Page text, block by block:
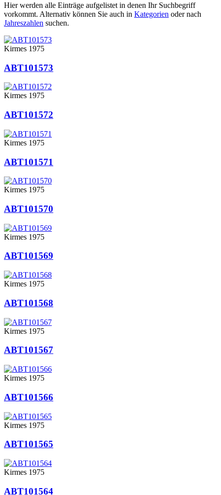
Hier werden alle Einträge aufgelistet in denen Ihr Suchbegriff
vorkommt. Alternativ können Sie auch in Kategorien oder nach
Jahreszahlen suchen.
Kirmes 1975
ABT101573
Kirmes 1975
ABT101572
Kirmes 1975
ABT101571
Kirmes 1975
ABT101570
Kirmes 1975
ABT101569
Kirmes 1975
ABT101568
Kirmes 1975
ABT101567
Kirmes 1975
ABT101566
Kirmes 1975
ABT101565
Kirmes 1975
ABT101564